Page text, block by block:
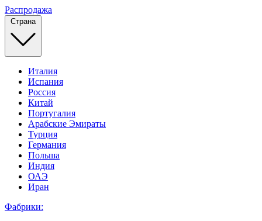
Распродажа
Страна
Италия
Испания
Россия
Китай
Португалия
Арабские Эмираты
Турция
Германия
Польша
Индия
ОАЭ
Иран
Фабрики: